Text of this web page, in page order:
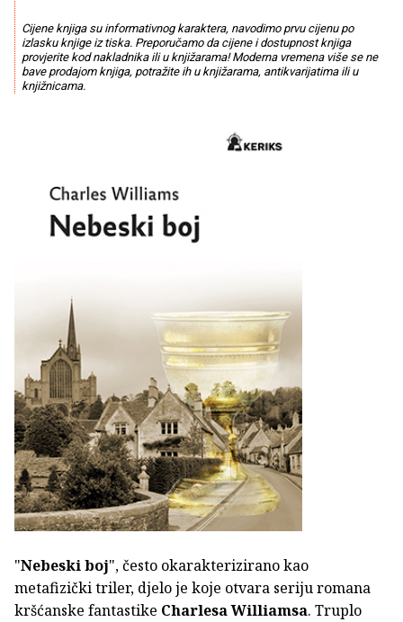
Cijene knjiga su informativnog karaktera, navodimo prvu cijenu po
izlasku knjige iz tiska. Preporučamo da cijene i dostupnost knjiga
provjerite kod nakladnika ili u knjižarama! Moderna vremena više se ne
bave prodajom knjiga, potražite ih u knjižarama, antikvarijatima ili u
knjižnicama.
"Nebeski boj", često okarakterizirano kao
metafizički triler, djelo je koje otvara seriju romana
kršćanske fantastike Charlesa Williamsa. Truplo